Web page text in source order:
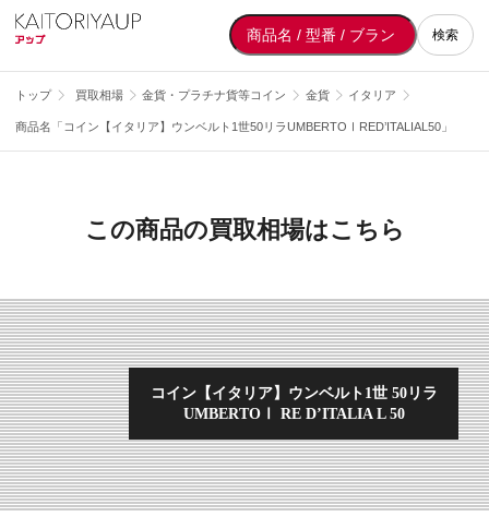
検索
トップ 買取相場 金貨・プラチナ貨等コイン 金貨 イタリア
商品名「コイン【イタリア】ウンベルト1世50リラUMBERTOⅠRED’ITALIAL50」
この商品の買取相場はこちら
コイン【イタリア】ウンベルト1世 50リラ
UMBERTOⅠ RE D’ITALIA L 50